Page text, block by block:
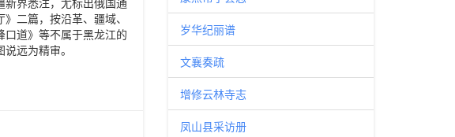
二篇，按沿革、疆域、
道》等不属于黑龙江的
远为精审。
岁华纪丽谱
文襄奏疏
增修云林寺志
凤山县采访册